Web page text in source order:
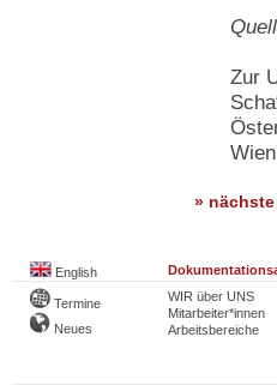
Zur
»
English
Termine
Neues
WIR über UNS
Mitarbeiter*innen
Arbeitsbereiche